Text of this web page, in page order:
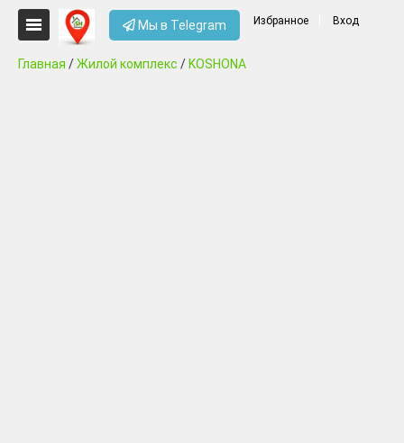
Мы в Telegram Избранное Вход
Главная /Жилой комплекс / KOSHONA